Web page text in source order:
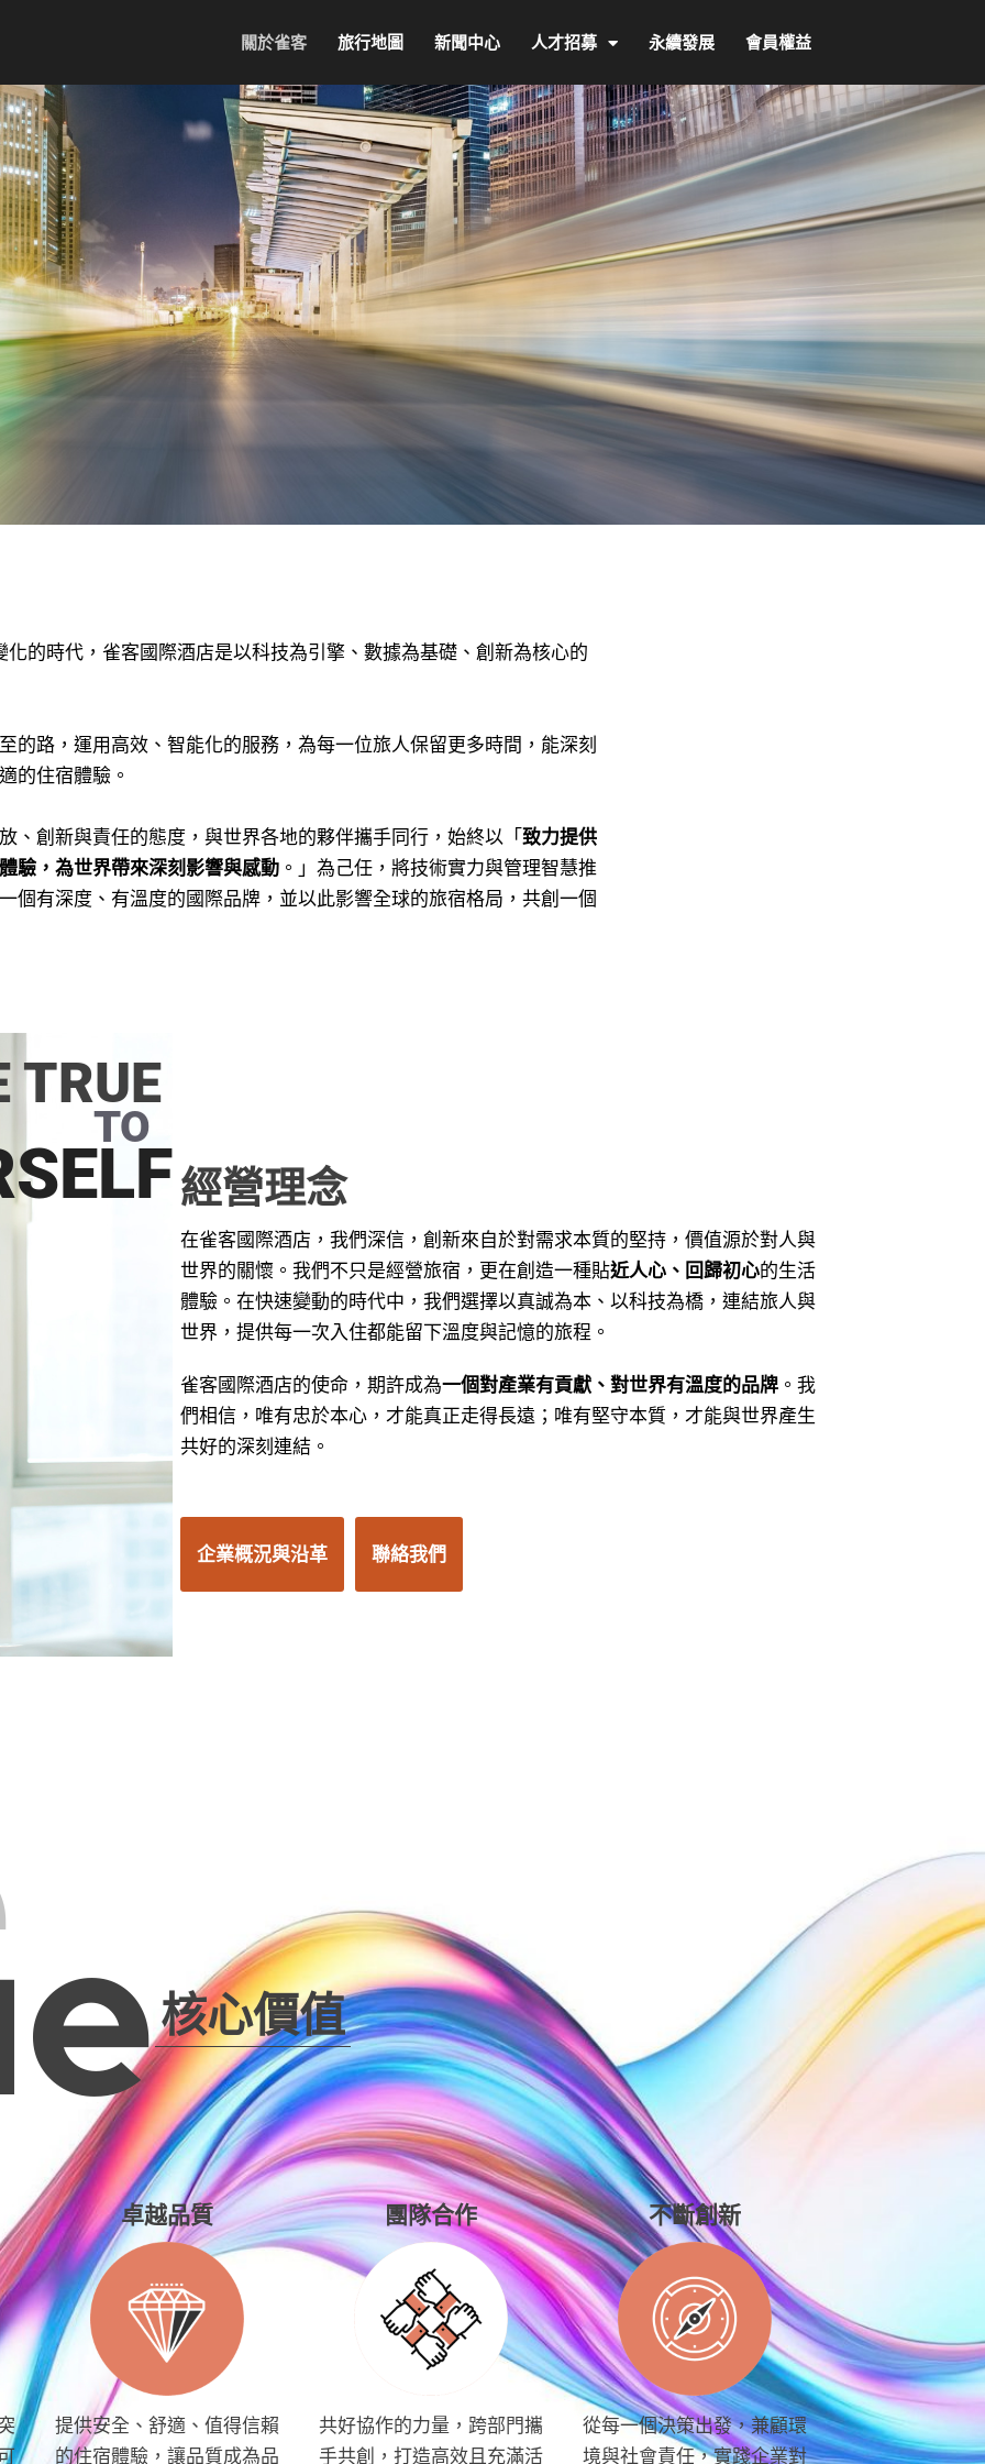
關於雀客 旅行地圖 新聞中心 人才招募 永續發展 會員權益
化的時代，雀客國際酒店是以科技為引擎、數據為基礎、創新為核心的
的路，運用高效、智能化的服務，為每一位旅人保留更多時間，能深刻
的住宿體驗。
、創新與責任的態度，與世界各地的夥伴攜手同行，始終以「 致力提供
驗，為世界帶來深刻影響與感動 。」為己任，將技術實力與管理智慧推
個有深度、有溫度的國際品牌，並以此影響全球的旅宿格局，共創一個
TRUE
TO
經營理念
在雀客國際酒店，我們深信，創新來自於對需求本質的堅持，價值源於對人與
世界的關懷。我們不只是經營旅宿，更在創造一種貼近人心、回歸初心的生活
體驗。在快速變動的時代中，我們選擇以真誠為本、以科技為橋，連結旅人與
世界，提供每一次入住都能留下溫度與記憶的旅程。
雀客國際酒店的使命，期許成為一個對產業有貢獻、對世界有溫度的品牌 。我
們相信，唯有忠於本心，才能真正走得長遠；唯有堅守本質，才能與世界產生
共好的深刻連結。
企業概況與沿革 聯絡我們
核心價值
卓越品質
提供安全、舒適、值得信賴
的住宿體驗，讓品質成為品
團隊合作
共好協作的力量，跨部門攜
手共創，打造高效且充滿活
不斷創新
從每一個決策出發，兼顧環
境與社會責任，實踐企業對